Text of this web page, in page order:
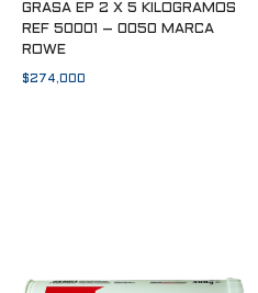
GRASA EP 2 X 5 KILOGRAMOS
REF 50001 – 0050 MARCA
ROWE
$274,000